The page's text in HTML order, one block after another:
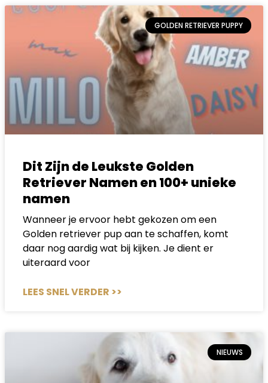
GOLDEN RETRIEVER PUPPY
Dit Zijn de Leukste Golden
Retriever Namen en 100+ unieke
namen
Wanneer je ervoor hebt gekozen om een
Golden retriever pup aan te schaffen, komt
daar nog aardig wat bij kijken. Je dient er
uiteraard voor
LEES SNEL VERDER >>
NIEUWS